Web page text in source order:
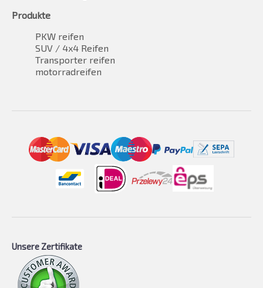
Produkte
PKW reifen
SUV / 4x4 Reifen
Transporter reifen
motorradreifen
Unsere Zertifikate